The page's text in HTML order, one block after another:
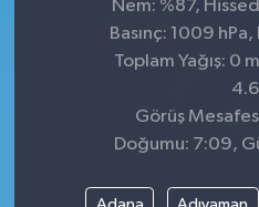
Nem: %87,
Basınç: 1009
Toplam Yağış: 0
Görüş
Doğumu: 7:09,